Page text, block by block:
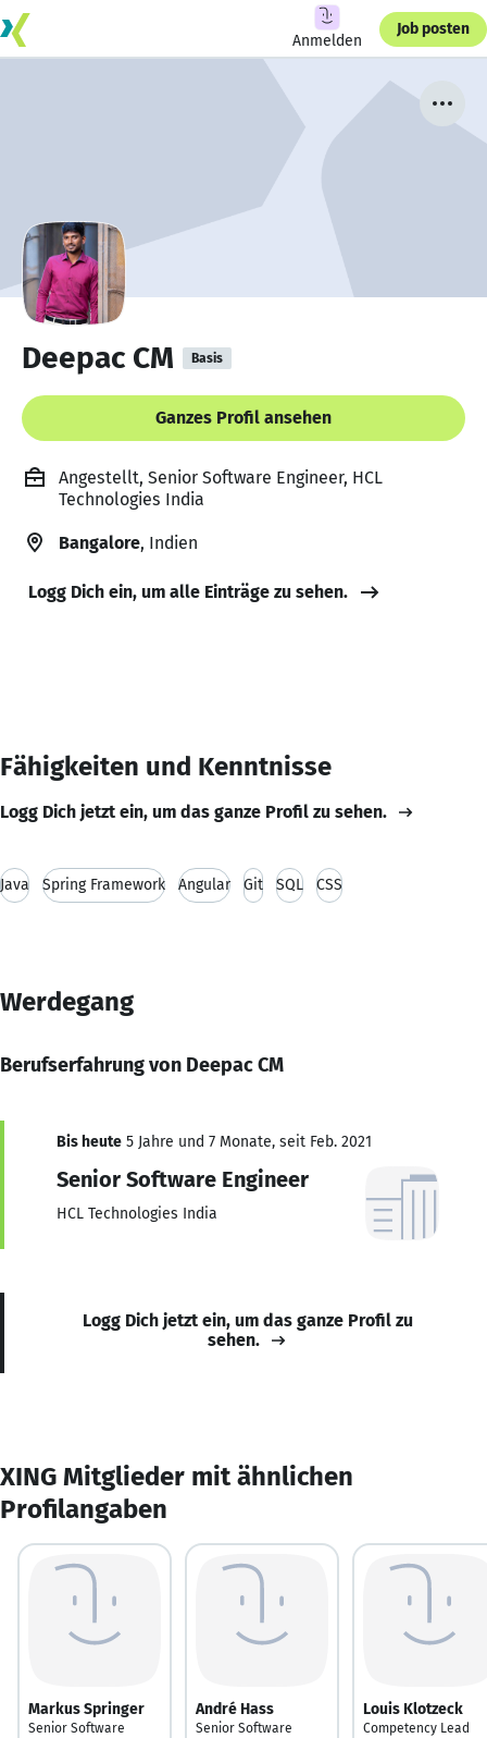
Anmelden
Job posten
Deepac CM Basis
Ganzes Profil ansehen
Angestellt, Senior Software Engineer, HCL
Technologies India
Bangalore, Indien
Logg Dich ein, um alle Einträge zu sehen.
Fähigkeiten und Kenntnisse
Logg Dich jetzt ein, um das ganze Profil zu sehen.
Java Spring Framework Angular Git SQL CSS
Werdegang
Berufserfahrung von Deepac CM
Bis heute 5 Jahre und 7 Monate, seit Feb. 2021
Senior Software Engineer
HCL Technologies India
Logg Dich jetzt ein, um das ganze Profil zu
sehen.
XING Mitglieder mit ähnlichen
Profilangaben
Markus Springer
Senior Software
André Hass
Senior Software
Louis Klotzeck
Competency Lead